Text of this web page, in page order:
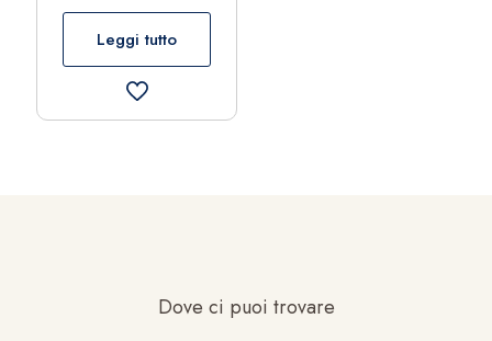
Leggi tutto
Dove ci puoi trovare